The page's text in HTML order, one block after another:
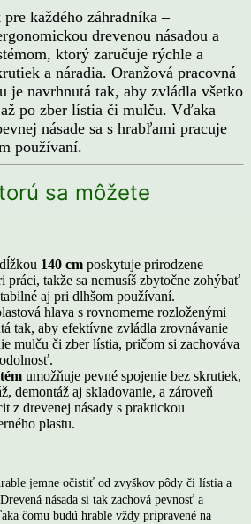
každého záhradníka –
drevenou násadou a
ktorý zaručuje rýchle a
a náradia. Oranžová pracovná
je navrhnutá tak, aby zvládla všetko
po zber lístia či mulču. Vďaka
násade sa s hrabľami pracuje
používaní.
sa môžete
140 cm poskytuje prirodzene
práci, takže sa nemusíš zbytočne zohýbať
aj pri dlhšom používaní.
hlava s rovnomerne rozloženými
tak, aby efektívne zvládla zrovnávanie
mulču či zber lístia, pričom si zachováva
umožňuje pevné spojenie bez skrutiek,
demontáž aj skladovanie, a zároveň
z drevenej násady s praktickou
plastu.
jemne očistiť od zvyškov pôdy či lístia a
násada si tak zachová pevnosť a
čomu budú hrable vždy pripravené na